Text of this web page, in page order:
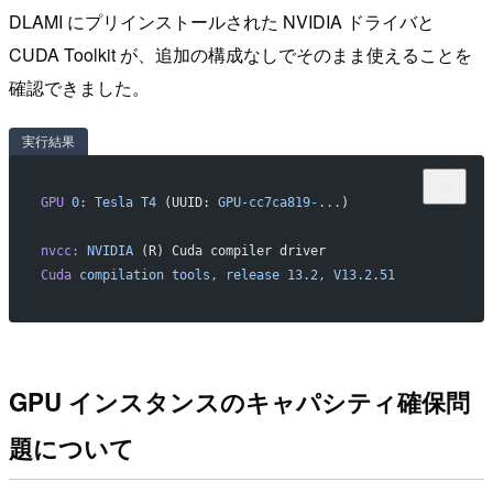
DLAMI にプリインストールされた NVIDIA ドライバと
CUDA Toolkit が、追加の構成なしでそのまま使えることを
確認できました。
実行結果
GPU 0: Tesla T4 (UUID: GPU-cc7ca819-... )
nvcc: NVIDIA (R) Cuda compiler driver
Cuda compilation tools, release 13.2, V13.2.51
GPU インスタンスのキャパシティ確保問
題について